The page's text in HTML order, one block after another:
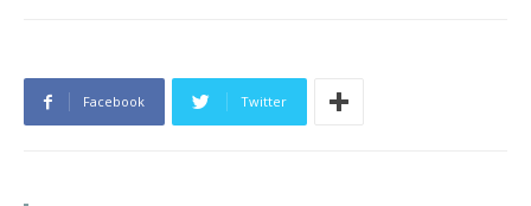
Facebook Twitter